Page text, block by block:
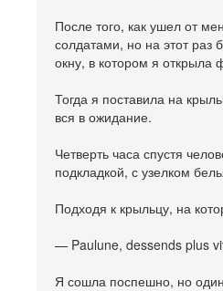
После того, как ушел от
солдатами, но на этот раз
окну, в котором я открыла
Тогда я поставила на
вся в ожидание.
Четверть часа спустя
подкладкой, с узелком
Подходя к крыльцу, на
— Paulune, dessends plus
Я сошла поспешно, но